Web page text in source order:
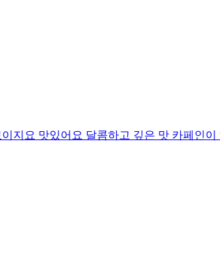
지요 맛있어요 달콤하고 깊은 맛 카페인